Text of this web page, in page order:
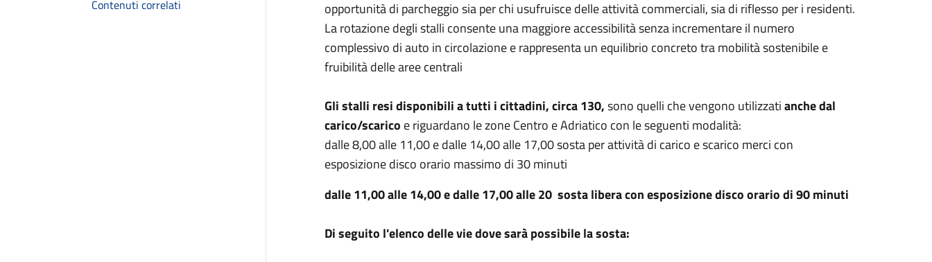
Contenuti correlati
opportunità di parcheggio sia per chi usufruisce delle attività commerciali, sia di riflesso per i residenti.
La rotazione degli stalli consente una maggiore accessibilità senza incrementare il numero
complessivo di auto in circolazione e rappresenta un equilibrio concreto tra mobilità sostenibile e
fruibilità delle aree centrali
Gli stalli resi disponibili a tutti i cittadini,circa 130,sono quelli che vengono utilizzatianche dal
carico/scarico e riguardano le zone Centro e Adriatico con le seguenti modalità:
dalle 8,00 alle 11,00 e dalle 14,00 alle 17,00 sosta per attività di carico e scarico merci con
esposizione disco orario massimo di 30 minuti
dalle 11,00 alle 14,00 e dalle 17,00 alle 20 sosta libera con esposizione disco orario di 90 minuti
Di seguito l'elenco delle vie dove sarà possibile la sosta: